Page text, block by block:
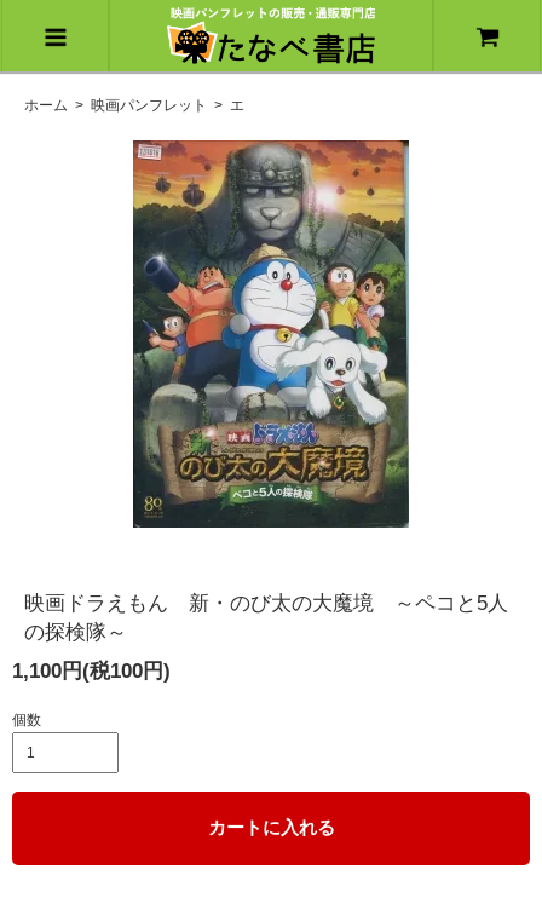
ホーム > 映画パンフレット > エ
映画ドラえもん 新・のび太の大魔境 ～ペコと5人
の探検隊～
1,100円(税100円)
個数
カートに入れる